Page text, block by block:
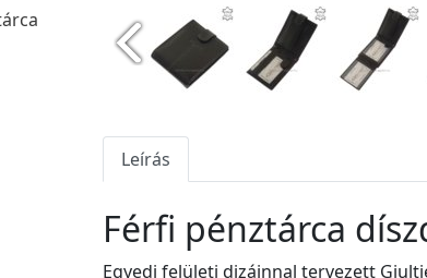
Leírás
Férfi pénztárca
Egyedi felületi dizájnnal tervezett